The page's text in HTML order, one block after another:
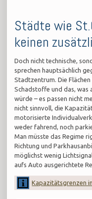
Städte wie
keinen
Doch nicht technische,
sprechen hauptsächlich
Stadtzentrum. Die
Schadstoffe und das, was
würde – es passen nicht
nicht sinnvoll, die
motorisierte
weder fahrend, noch
Man müsste das Regime
Richtung und
möglichst wenig
aufs Auto ausgerichtete
Kapazitätsgrenzen